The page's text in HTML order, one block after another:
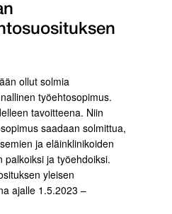
ollut solmia
työehtosopimus.
tavoitteena. Niin
saadaan solmittua,
ja eläinklinikoiden
palkoiksi ja työehdoiksi.
yleisen
ajalle 1.5.2023 –